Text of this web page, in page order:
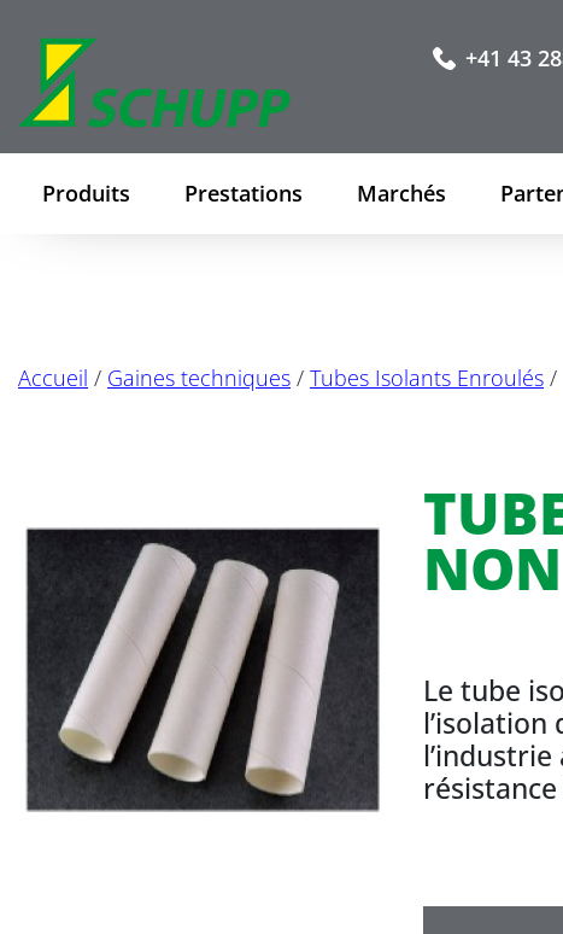
+41 43
Produits Prestations Marchés
Accueil / Gaines techniques / Tubes Isolants Enroulés /
Le tube